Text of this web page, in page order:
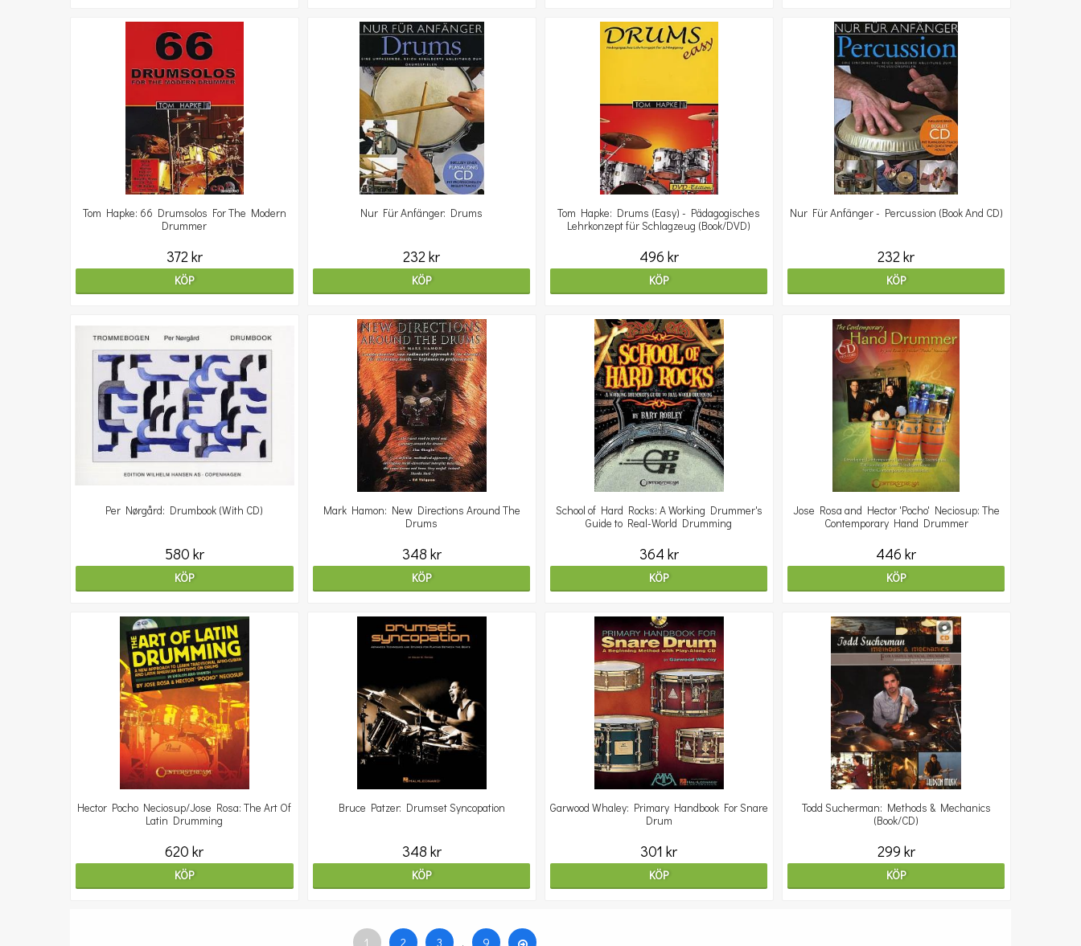
Tom Hapke: 66 Drumsolos For The Modern
Drummer
372 kr
KÖP
Nur Für Anfänger: Drums
232 kr
KÖP
Tom Hapke: Drums (Easy) - Pädagogisches
Lehrkonzept für Schlagzeug (Book/DVD)
496 kr
KÖP
Nur Für Anfänger - Percussion (Book And CD)
232 kr
KÖP
Per Nørgård: Drumbook (With CD)
580 kr
KÖP
Mark Hamon: New Directions Around The
Drums
348 kr
KÖP
School of Hard Rocks: A Working Drummer's
Guide to Real-World Drumming
364 kr
KÖP
Jose Rosa and Hector 'Pocho' Neciosup: The
Contemporary Hand Drummer
446 kr
KÖP
Hector Pocho Neciosup/Jose Rosa: The Art Of
Latin Drumming
620 kr
KÖP
Bruce Patzer: Drumset Syncopation
348 kr
KÖP
Garwood Whaley: Primary Handbook For Snare
Drum
301 kr
KÖP
Todd Sucherman: Methods & Mechanics
(Book/CD)
299 kr
KÖP
1 2 3 . 9